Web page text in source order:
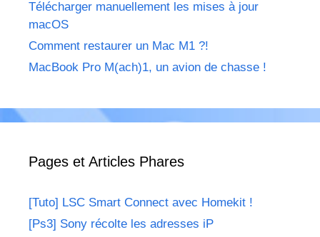
Télécharger manuellement les mises à jour
macOS
Comment restaurer un Mac M1 ?!
MacBook Pro M(ach)1, un avion de chasse !
Pages et Articles Phares
[Tuto] LSC Smart Connect avec Homekit !
[Ps3] Sony récolte les adresses iP